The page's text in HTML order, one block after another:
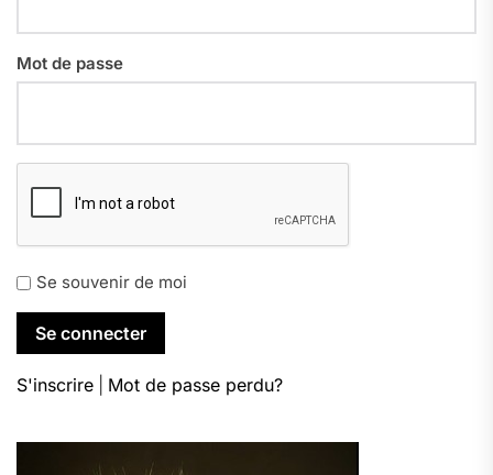
Mot de passe
Se souvenir de moi
S'inscrire Mot de passe perdu?